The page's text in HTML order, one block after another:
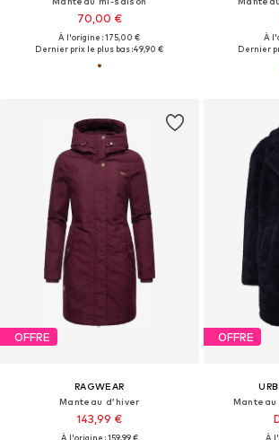
70,00 €
À l'origine : 175,00 €
Dernier prix le plus bas :49,90 €
À
Dernier
OFFRE
RAGWEAR
Manteau d’hiver
143,99 €
À l'origine : 159,99 €
OFFRE
À